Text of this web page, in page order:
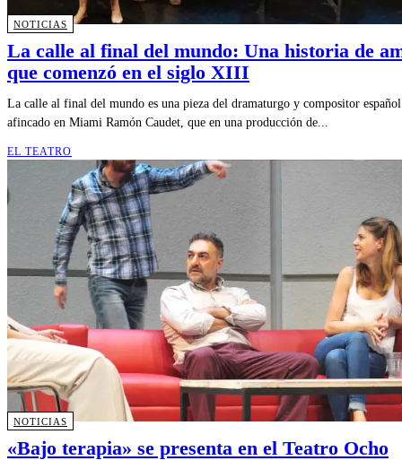
NOTICIAS
La calle al final del mundo: Una historia de
que comenzó en el siglo XIII
La calle al final del mundo es una pieza del dramaturgo y compositor español
afincado en Miami Ramón Caudet, que en una producción de...
EL TEATRO
NOTICIAS
«Bajo terapia» se presenta en el Teatro Ocho